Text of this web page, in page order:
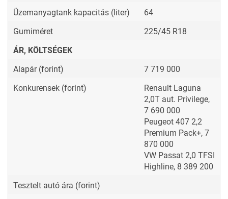
Üzemanyagtank kapacitás (liter)
64
Gumiméret
225/45 R18
ÁR, KÖLTSÉGEK
Alapár (forint)
7 719 000
Konkurensek (forint)
Renault Laguna
2,0T aut. Privilege,
7 690 000
Peugeot 407 2,2
Premium Pack+, 7
870 000
VW Passat 2,0 TFSI
Highline, 8 389 200
Tesztelt autó ára (forint)